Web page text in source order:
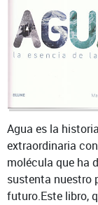
Agua es la
extraordinaria
molécula que ha
sustenta nuestro
futuro.Este libro,